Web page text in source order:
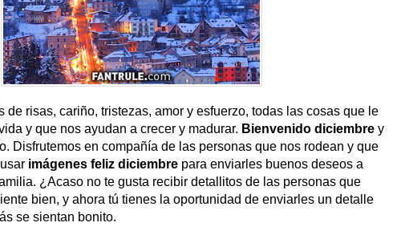
de risas, cariño, tristezas, amor y esfuerzo, todas las cosas que le
y que nos ayudan a crecer y madurar. Bienvenido diciembre y
Disfrutemos en compañía de las personas que nos rodean y que
imágenes feliz diciembre para enviarles buenos deseos a
¿Acaso no te gusta recibir detallitos de las personas que
bien, y ahora tú tienes la oportunidad de enviarles un detalle
se sientan bonito.